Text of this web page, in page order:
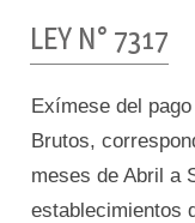
LEY N° 7317
Exímese del
Brutos,
meses de Abril a
establecimientos